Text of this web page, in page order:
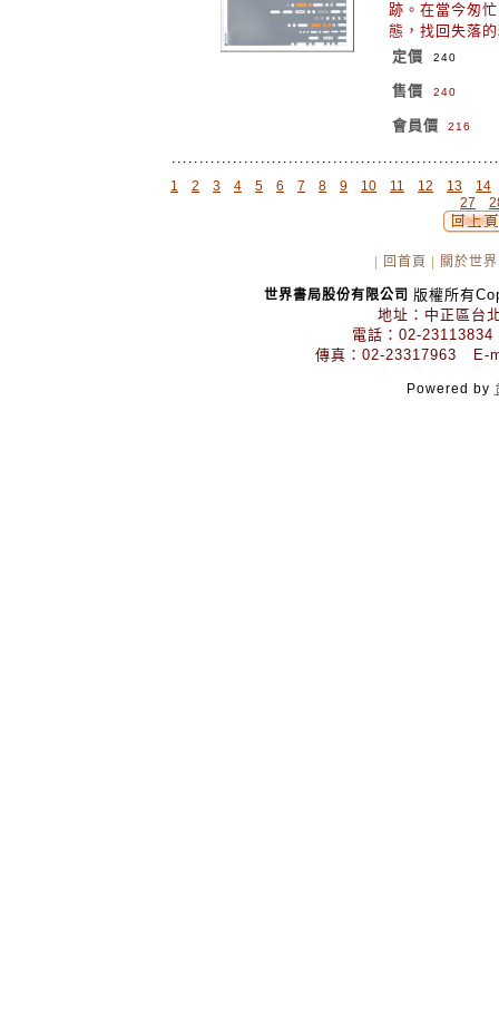
跡。在當今匆
態，找回失落
定價
240
售價 240
會員價 216
1 2 3 4 5 6 7 8 9 10 11 12 13
14
27
回首頁 關於世界
世界書局股份有限公司 版權所有
地址：中正區台
電話：02-
傳真：02-23317963 E-
Powered by